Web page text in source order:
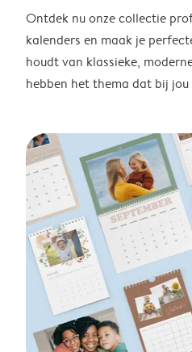
Ontdek nu onze collectie
kalenders en maak je
houdt van klassieke,
hebben het thema dat bij